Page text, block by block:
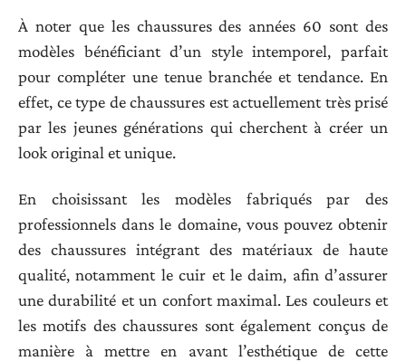
À noter que les chaussures des années 60 sont des
modèles bénéficiant d’un style intemporel, parfait
pour compléter une tenue branchée et tendance. En
effet, ce type de chaussures est actuellement très prisé
par les jeunes générations qui cherchent à créer un
look original et unique.
En choisissant les modèles fabriqués par des
professionnels dans le domaine, vous pouvez obtenir
des chaussures intégrant des matériaux de haute
qualité, notamment le cuir et le daim, afin d’assurer
une durabilité et un confort maximal. Les couleurs et
les motifs des chaussures sont également conçus de
manière à mettre en avant l’esthétique de cette